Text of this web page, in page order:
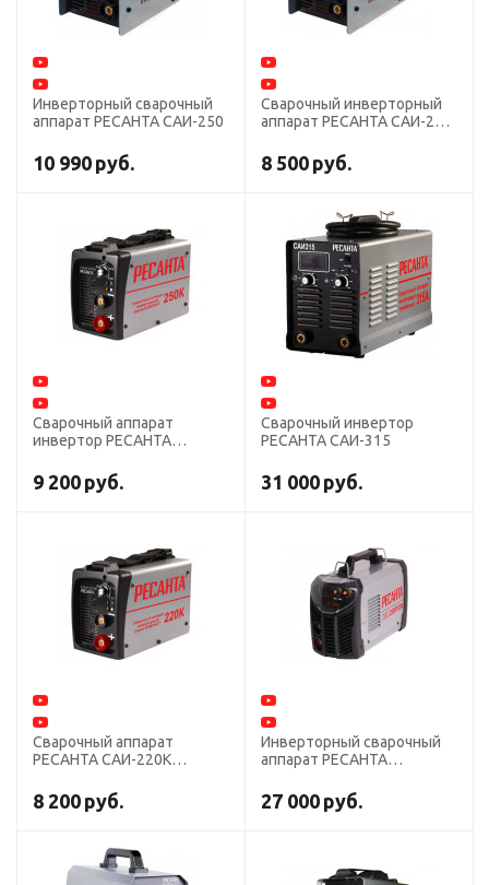
Инверторный сварочный
аппарат РЕСАНТА САИ-250
10 990 руб.
Сварочный инверторный
аппарат РЕСАНТА САИ-220
8 500 руб.
Сварочный аппарат
инвертор РЕСАНТА
9 200 руб.
Сварочный инвертор
РЕСАНТА САИ-315
31 000 руб.
Сварочный аппарат
РЕСАНТА САИ-220К
8 200 руб.
Инверторный сварочный
аппарат РЕСАНТА
27 000 руб.